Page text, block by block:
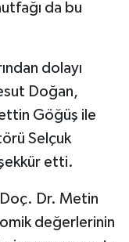
da bu
dolayı
Doğan,
Göğüş ile
Selçuk
etti.
Dr. Metin
değerlerinin